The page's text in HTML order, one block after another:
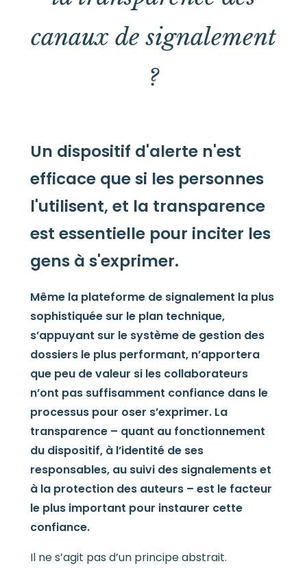
canaux de signalement
?
Un dispositif d'alerte n'est
efficace que si les personnes
l'utilisent, et la transparence
est essentielle pour inciter les
gens à s'exprimer.
Même la plateforme de signalement la plus
sophistiquée sur le plan technique,
s’appuyant sur le système de gestion des
dossiers le plus performant, n’apportera
que peu de valeur si les collaborateurs
n’ont pas suffisamment confiance dans le
processus pour oser s’exprimer. La
transparence – quant au fonctionnement
du dispositif, à l’identité de ses
responsables, au suivi des signalements et
à la protection des auteurs – est le facteur
le plus important pour instaurer cette
confiance.
Il ne s’agit pas d’un principe abstrait.